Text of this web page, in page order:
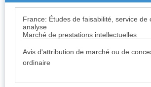
France: Études de faisabilité, service de
analyse
Marché de prestations intellectuelles
Avis d'attribution de marché ou de
ordinaire